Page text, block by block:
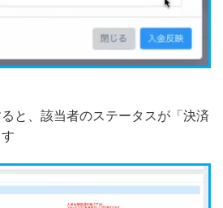
と、該当者のステータスが「決済